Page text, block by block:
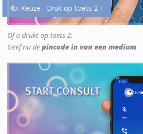
4b. Keuze - Druk op toets 2 +
Of u drukt op toets 2.
Geef nu de pincode in van een medium